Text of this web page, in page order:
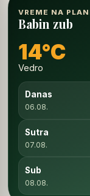
VREME NA
Babin zub
14°C
Vedro
Danas
06.08.
Sutra
07.08.
Sub
08.08.